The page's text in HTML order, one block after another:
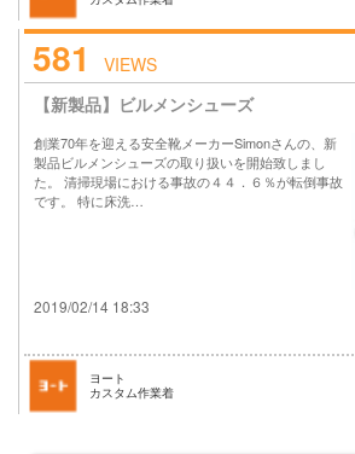
581
VIEWS
【新製品】ビルメンシューズ
創業70年を迎える安全靴メーカーSimonさんの、新
製品ビルメンシューズの取り扱いを開始致しまし
た。 清掃現場における事故の４４．６％が転倒事故
です。 特に床洗…
2019/02/14 18:33
ヨート
カスタム作業着